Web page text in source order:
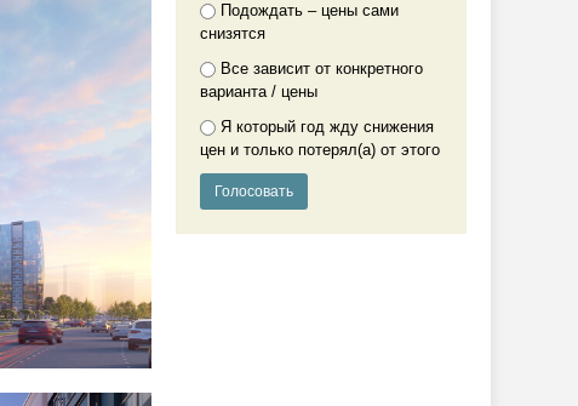
Подождать – цены сами
снизятся
Все зависит от конкретного
варианта / цены
Я который год жду снижения
цен и только потерял(а) от этого